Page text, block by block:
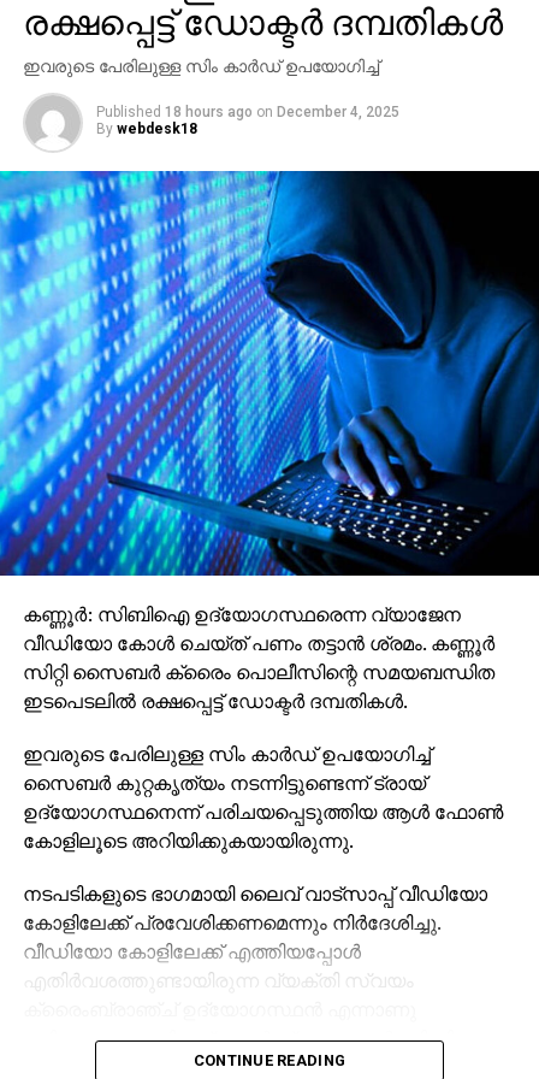
ഇതിന് മറുപടിയായി തന്നെയാണ് ബാദുഷ വീണ്ടും
പ്രതികരിച്ചത്.
രക്ഷപ്പെട്ട് ഡോക്ടര്‍ ദമ്പതികള്‍
ഇവരുടെ പേരിലുള്ള സിം കാര്‍ഡ് ഉപയോഗിച്ച്
Published 18 hours ago on December 4, 2025
By webdesk18
കണ്ണൂര്‍: സിബിഐ ഉദ്യോഗസ്ഥരെന്ന വ്യാജേന
വീഡിയോ കോള്‍ ചെയ്ത് പണം തട്ടാന്‍ ശ്രമം. കണ്ണൂര്‍
സിറ്റി സൈബര്‍ ക്രൈം പൊലീസിന്റെ സമയബന്ധിത
ഇടപെടലില്‍ രക്ഷപ്പെട്ട് ഡോക്ടര്‍ ദമ്പതികള്‍.
ഇവരുടെ പേരിലുള്ള സിം കാര്‍ഡ് ഉപയോഗിച്ച്
സൈബര്‍ കുറ്റകൃത്യം നടന്നിട്ടുണ്ടെന്ന് ട്രായ്
ഉദ്യോഗസ്ഥനെന്ന് പരിചയപ്പെടുത്തിയ ആള്‍ ഫോണ്‍
കോളിലൂടെ അറിയിക്കുകയായിരുന്നു.
നടപടികളുടെ ഭാഗമായി ലൈവ് വാട്‌സാപ്പ് വീഡിയോ
കോളിലേക്ക് പ്രവേശിക്കണമെന്നും നിര്‍ദേശിച്ചു.
വീഡിയോ കോളിലേക്ക് എത്തിയപ്പോള്‍
എതിര്‍വശത്തുണ്ടായിരുന്ന വ്യക്തി സ്വയം
പരിചയപ്പെടുത്തിയത്. തുടര്‍ന്ന്, മറ്റൊരാള്‍ സിബിഐ
ഉദ്യോഗസ്ഥന്‍ എന്ന് പറഞ്ഞു വിഡിയോ കോളില്‍
CONTINUE READING